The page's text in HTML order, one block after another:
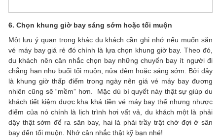
6. Chọn khung giờ bay sáng sớm hoặc tối muộn
Một lưu ý quan trọng khác du khách cần ghi nhớ nếu muốn săn
vé máy bay giá rẻ đó chính là lựa chọn khung giờ bay. Theo đó,
du khách nên cân nhắc chọn bay những chuyến bay ít người đi
chẳng hạn như buổi tối muộn, nửa đêm hoặc sáng sớm. Bởi đây
là khung giờ thấp điểm trong ngày nên giá vé máy bay đương
nhiên cũng sẽ “mềm” hơn. Mặc dù bí quyết này thật sự giúp du
khách tiết kiệm được kha khá tiền vé máy bay thế nhưng nhược
điểm của nó chính là lịch trình hơi vất vả, du khách một là phải
dậy thật sớm để ra sân bay, hai là phải trầy trật chờ đợi ở sân
bay đến tối muộn. Nhớ cân nhắc thật kỹ bạn nhé!